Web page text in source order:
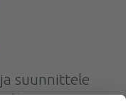
ja suunnittele